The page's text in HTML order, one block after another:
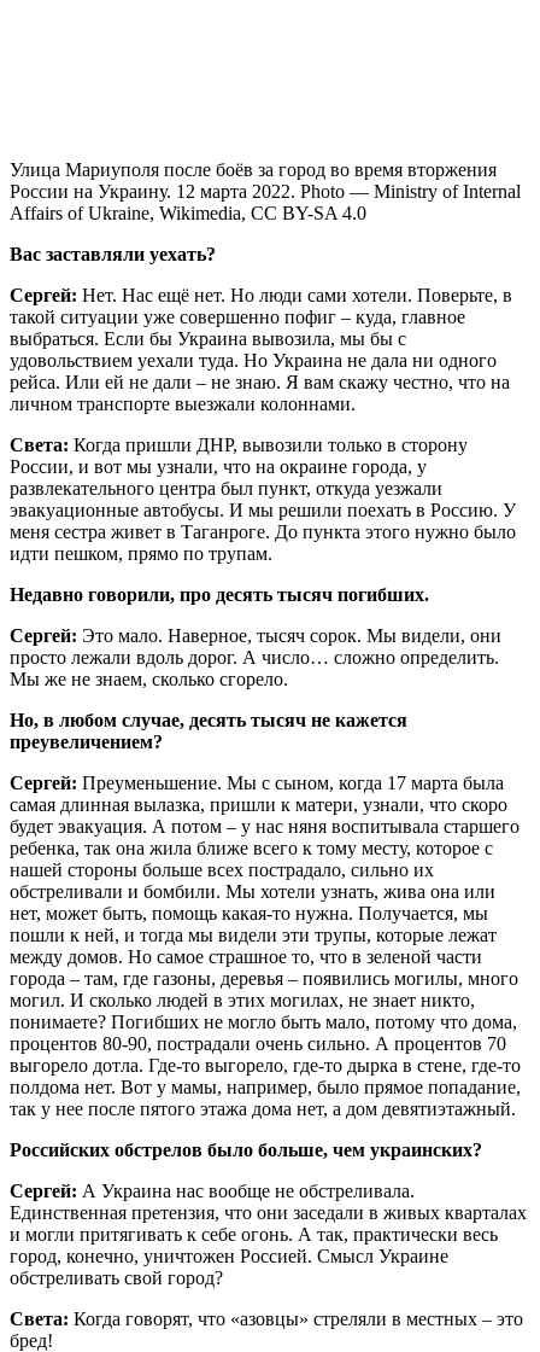
Улица Мариуполя после боёв за город во время вторжения
России на Украину. 12 марта 2022. Photo — Ministry of Internal
Affairs of Ukraine, Wikimedia, CC BY-SA 4.0
Вас заставляли уехать?
Сергей: Нет. Нас ещё нет. Но люди сами хотели. Поверьте, в
такой ситуации уже совершенно пофиг – куда, главное
выбраться. Если бы Украина вывозила, мы бы с
удовольствием уехали туда. Но Украина не дала ни одного
рейса. Или ей не дали – не знаю. Я вам скажу честно, что на
личном транспорте выезжали колоннами.
Света: Когда пришли ДНР, вывозили только в сторону
России, и вот мы узнали, что на окраине города, у
развлекательного центра был пункт, откуда уезжали
эвакуационные автобусы. И мы решили поехать в Россию. У
меня сестра живет в Таганроге. До пункта этого нужно было
идти пешком, прямо по трупам.
Недавно говорили, про десять тысяч погибших.
Сергей: Это мало. Наверное, тысяч сорок. Мы видели, они
просто лежали вдоль дорог. А число… сложно определить.
Мы же не знаем, сколько сгорело.
Но, в любом случае, десять тысяч не кажется
преувеличением?
Сергей: Преуменьшение. Мы с сыном, когда 17 марта была
самая длинная вылазка, пришли к матери, узнали, что скоро
будет эвакуация. А потом – у нас няня воспитывала старшего
ребенка, так она жила ближе всего к тому месту, которое с
нашей стороны больше всех пострадало, сильно их
обстреливали и бомбили. Мы хотели узнать, жива она или
нет, может быть, помощь какая-то нужна. Получается, мы
пошли к ней, и тогда мы видели эти трупы, которые лежат
между домов. Но самое страшное то, что в зеленой части
города – там, где газоны, деревья – появились могилы, много
могил. И сколько людей в этих могилах, не знает никто,
понимаете? Погибших не могло быть мало, потому что дома,
процентов 80-90, пострадали очень сильно. А процентов 70
выгорело дотла. Где-то выгорело, где-то дырка в стене, где-то
полдома нет. Вот у мамы, например, было прямое попадание,
так у нее после пятого этажа дома нет, а дом девятиэтажный.
Российских обстрелов было больше, чем украинских?
Сергей: А Украина нас вообще не обстреливала.
Единственная претензия, что они заседали в живых кварталах
и могли притягивать к себе огонь. А так, практически весь
город, конечно, уничтожен Россией. Смысл Украине
обстреливать свой город?
Света: Когда говорят, что «азовцы» стреляли в местных – это
бред!